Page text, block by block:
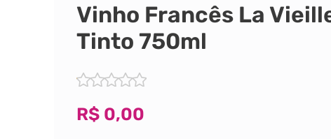
Vinho Francês La
Tinto 750ml
R$ 0,00